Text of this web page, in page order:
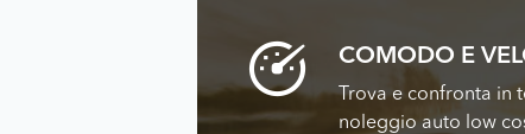
COMODO E
Trova e confronta in
noleggio auto low